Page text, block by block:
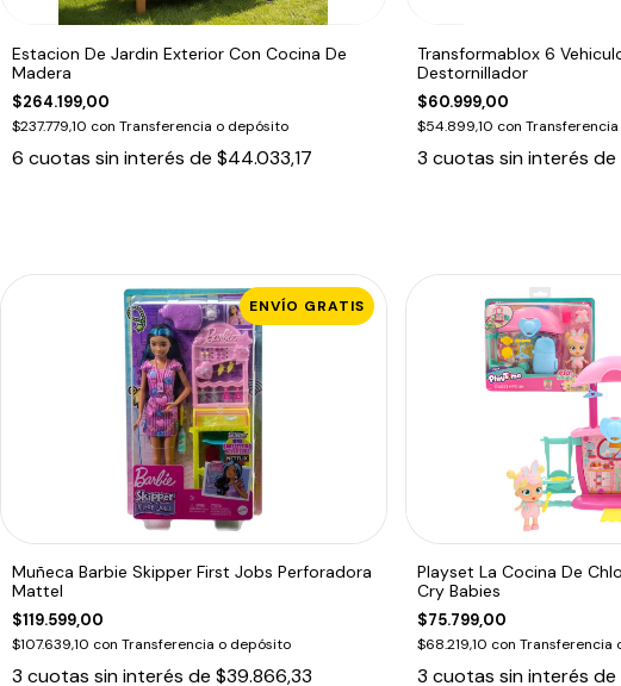
Estacion De Jardin Exterior Con Cocina De
Madera
$264.199,00
$237.779,10 con Transferencia o depósito
6 cuotas sin interés de $44.033,17
Transformablox 6
Destornillador
$60.999,00
$54.899,10 con
3 cuotas sin interés de
ENVÍO GRATIS
Muñeca Barbie Skipper First Jobs Perforadora
Mattel
$119.599,00
$107.639,10 con Transferencia o depósito
3 cuotas sin interés de $39.866,33
Playset La Cocina De
Cry Babies
$75.799,00
$68.219,10 con Transferencia
3 cuotas sin interés de